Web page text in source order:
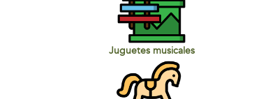
Juguetes musicales